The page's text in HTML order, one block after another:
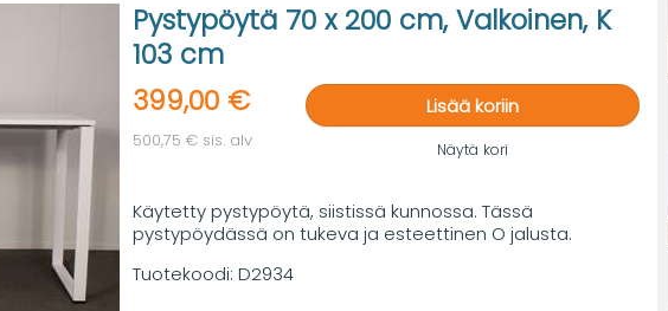
Pystypöytä 70 x 200 cm, Valkoinen, K
103 cm
399,00 €
500,75 € sis. alv
Lisää koriin
Näytä kori
Käytetty pystypöytä, siistissä kunnossa. Tässä
pystypöydässä on tukeva ja esteettinen O jalusta.
Tuotekoodi: D2934